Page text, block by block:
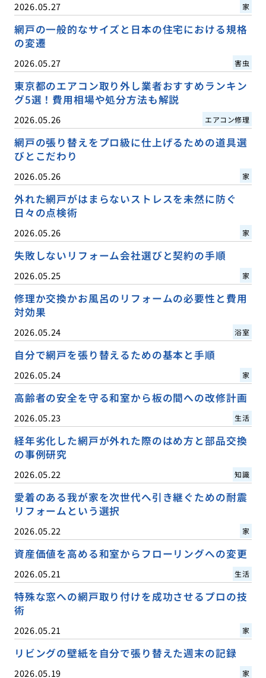
2026.05.27 家
網戸の一般的なサイズと日本の住宅における規格
の変遷
2026.05.27 害虫
東京都のエアコン取り外し業者おすすめランキン
グ5選！費用相場や処分方法も解説
2026.05.26 エアコン修理
網戸の張り替えをプロ級に仕上げるための道具選
びとこだわり
2026.05.26 家
外れた網戸がはまらないストレスを未然に防ぐ
日々の点検術
2026.05.26 家
失敗しないリフォーム会社選びと契約の手順
2026.05.25 家
修理か交換かお風呂のリフォームの必要性と費用
対効果
2026.05.24 浴室
自分で網戸を張り替えるための基本と手順
2026.05.24 家
高齢者の安全を守る和室から板の間への改修計画
2026.05.23 生活
経年劣化した網戸が外れた際のはめ方と部品交換
の事例研究
2026.05.22 知識
愛着のある我が家を次世代へ引き継ぐための耐震
リフォームという選択
2026.05.22 家
資産価値を高める和室からフローリングへの変更
2026.05.21 生活
特殊な窓への網戸取り付けを成功させるプロの技
術
2026.05.21 家
リビングの壁紙を自分で張り替えた週末の記録
2026.05.19 家